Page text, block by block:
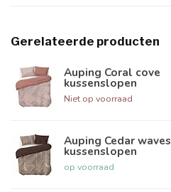
Gerelateerde producten
Auping Coral cove
kussenslopen
Niet op voorraad
Auping Cedar waves
kussenslopen
op voorraad